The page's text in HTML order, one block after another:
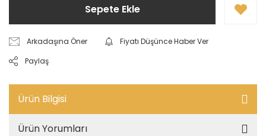
Sepete Ekle
Arkadaşına Öner
Fiyatı Düşünce Haber Ver
Paylaş
Ürün Bilgisi
Ürün Yorumları